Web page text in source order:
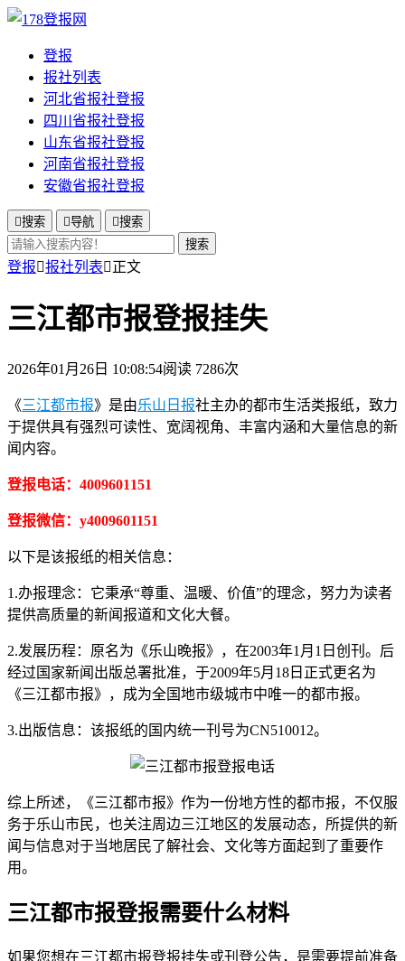
登报
报社列表
河北省报社登报
四川省报社登报
山东省报社登报
河南省报社登报
安徽省报社登报
搜索 导航 搜索
搜索
登报报社列表正文
三江都市报登报挂失
2026年01月26日 10:08:54阅读 7286次
《三江都市报》是由乐山日报社主办的都市生活类报纸，致力
于提供具有强烈可读性、宽阔视角、丰富内涵和大量信息的新
闻内容。
登报电话：4009601151
登报微信：y4009601151
以下是该报纸的相关信息：
1.办报理念：它秉承“尊重、温暖、价值”的理念，努力为读者
提供高质量的新闻报道和文化大餐。
2.发展历程：原名为《乐山晚报》，在2003年1月1日创刊。后
经过国家新闻出版总署批准，于2009年5月18日正式更名为
《三江都市报》，成为全国地市级城市中唯一的都市报。
3.出版信息：该报纸的国内统一刊号为CN510012。
综上所述，《三江都市报》作为一份地方性的都市报，不仅服
务于乐山市民，也关注周边三江地区的发展动态，所提供的新
闻与信息对于当地居民了解社会、文化等方面起到了重要作
用。
三江都市报登报需要什么材料
如果您想在三江都市报登报挂失或刊登公告，是需要提前准备